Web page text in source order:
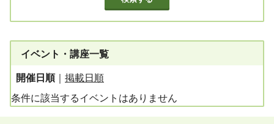
イベント・講座一覧
開催日順｜ 掲載日順
条件に該当するイベントはありません